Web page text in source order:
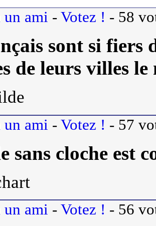
un ami - Votez ! - 58
sont si fiers
de leurs villes
un ami - Votez ! - 57
sans cloche est
un ami - Votez ! - 56